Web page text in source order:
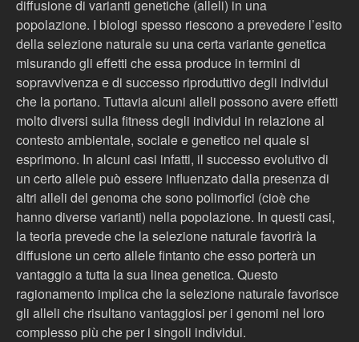
diffusione di varianti genetiche (alleli) in una
popolazione. I biologi spesso riescono a prevedere l’esito
della selezione naturale su una certa variante genetica
misurando gli effetti che essa produce in termini di
sopravvivenza e di successo riproduttivo degli individui
che la portano. Tuttavia alcuni alleli possono avere effetti
molto diversi sulla fitness degli individui in relazione al
contesto ambientale, sociale e genetico nel quale si
esprimono. In alcuni casi infatti, il successo evolutivo di
un certo allele può essere influenzato dalla presenza di
altri alleli del genoma che sono polimorfici (cioè che
hanno diverse varianti) nella popolazione. In questi casi,
la teoria prevede che la selezione naturale favorirà la
diffusione un certo allele fintanto che esso porterà un
vantaggio a tutta la sua linea genetica. Questo
ragionamento implica che la selezione naturale favorisce
gli alleli che risultano vantaggiosi per i genomi nel loro
complesso più che per i singoli individui.